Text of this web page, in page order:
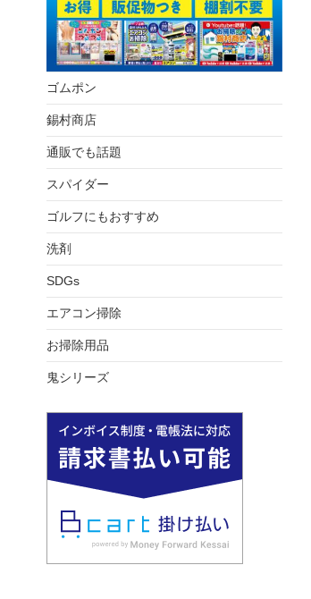
ゴムポン
錫村商店
通販でも話題
スパイダー
ゴルフにもおすすめ
洗剤
SDGs
エアコン掃除
お掃除用品
鬼シリーズ